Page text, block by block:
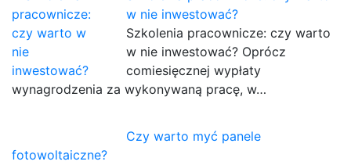
w nie inwestować?
Szkolenia pracownicze: czy warto
w nie inwestować? Oprócz
comiesięcznej wypłaty
wynagrodzenia za wykonywaną pracę, w…
Czy warto myć panele
fotowoltaiczne?